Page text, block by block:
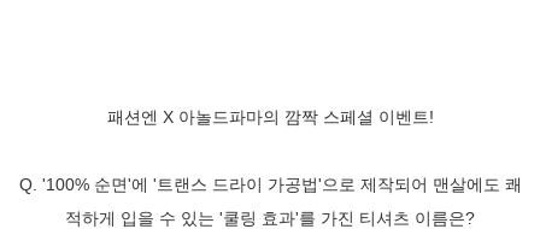
패션엔 X 아놀드파마의 깜짝 스페셜 이벤트!
Q. '100% 순면'에 '트랜스 드라이 가공법'으로 제작되어 맨살에도 쾌
적하게 입을 수 있는 '쿨링 효과'를 가진 티셔츠 이름은?